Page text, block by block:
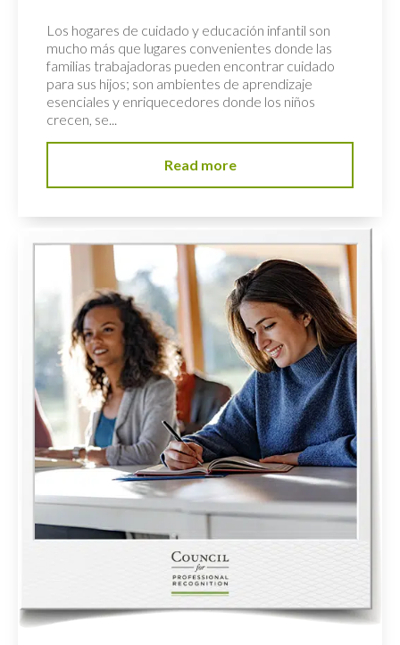
Los hogares de cuidado y educación infantil son
mucho más que lugares convenientes donde las
familias trabajadoras pueden encontrar cuidado
para sus hijos; son ambientes de aprendizaje
esenciales y enriquecedores donde los niños
crecen, se...
Read more